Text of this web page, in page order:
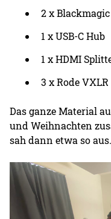
2 x
1 x USB-C Hub
1 x HDMI
3 x Rode
Das ganze Material
und Weihnachten
sah dann etwa so aus.